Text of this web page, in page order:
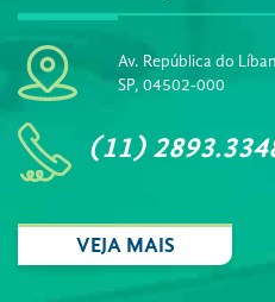
Av. República do
SP, 04502-000
(11)
VEJA MAIS